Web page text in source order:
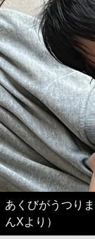
あくびがうつり
んXより）